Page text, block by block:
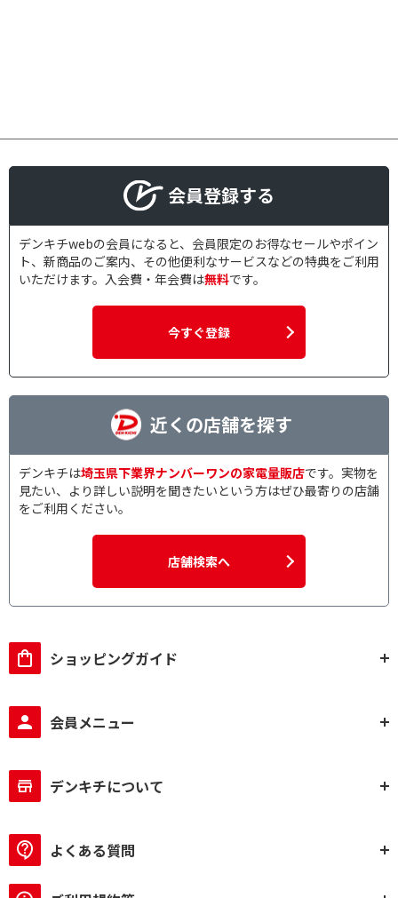
乾燥7.0kg
乾燥方式で絞り込む
ヒーター乾燥(排気タイ
プ)
ヒーター乾燥(水冷・除
湿タイプ)
スリムタイプ（ボディ幅600mm未満）で絞
り込む
スリムタイプ(ボディ幅
600mm未満）
静音設計（脱水時40dB未満）で絞り込む
静音設計(脱水時40dB未
満)
電気式(50Hz/60Hz共
会員登録する
デンキチwebの会員になると、会員限定のお得なセールやポイン
ト、新商品のご案内、その他便利なサービスなどの特典をご利用
いただけます。入会費・年会費は無料です。
今すぐ登録
近くの店舗を探す
デンキチは埼玉県下業界ナンバーワンの家電量販店です。実物を
見たい、より詳しい説明を聞きたいという方はぜひ最寄りの店舗
をご利用ください。
店舗検索へ
ショッピングガイド
会員メニュー
デンキチについて
よくある質問